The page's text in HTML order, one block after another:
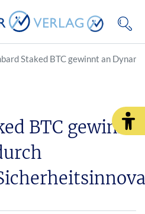
Staked BTC gewinnt an
BTC gewinnt